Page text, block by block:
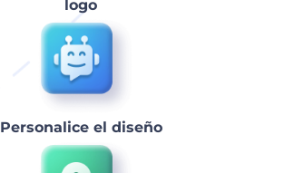
logo
Personalice el diseño